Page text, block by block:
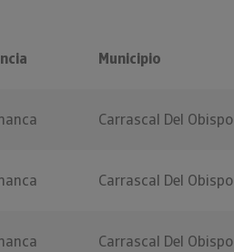
Municipio
Carrascal Del Obispo
Carrascal Del Obispo
Carrascal Del Obispo